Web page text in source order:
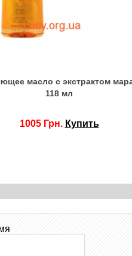
масло с экстрактом
118 мл
1005 Грн. Купить